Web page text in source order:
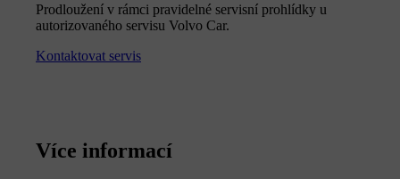
Prodloužení v rámci pravidelné servisní prohlídky u
autorizovaného servisu Volvo Car.
Kontaktovat servis
Více informací